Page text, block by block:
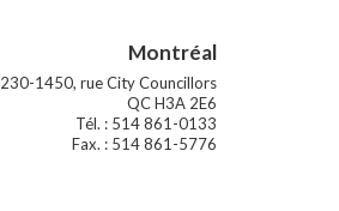
Montréal
230-1450, rue City Councillors
QC H3A 2E6
Tél. : 514 861-0133
Fax. : 514 861-5776